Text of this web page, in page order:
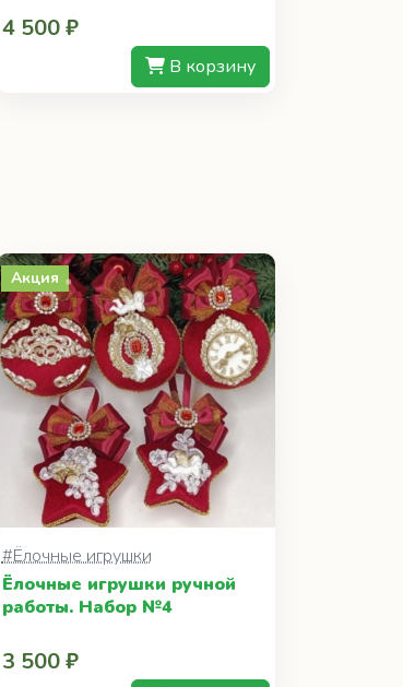
4 500 ₽
В корзину
Акция
#Ёлочные игрушки
Ёлочные игрушки ручной
работы. Набор №4
3 500 ₽